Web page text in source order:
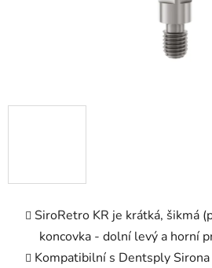
SiroRetro KR je krátká, šikmá
koncovka - dolní levý a horní
Kompatibilní s Dentsply Sirona